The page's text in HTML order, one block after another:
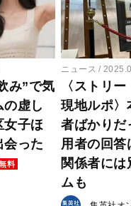
み”で気
虚し
女子ほ
会った
料
ニュース
〈ストリ
現地ルポ〉
者ばかりだ
用者の回
関係者に
ムも